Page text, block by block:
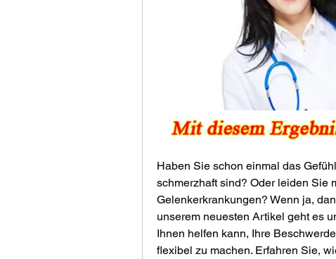
Haben Sie schon einmal das
schmerzhaft sind? Oder leiden Sie
Gelenkerkrankungen? Wenn ja,
unserem neuesten Artikel geht es
Ihnen helfen kann, Ihre
flexibel zu machen. Erfahren Sie,